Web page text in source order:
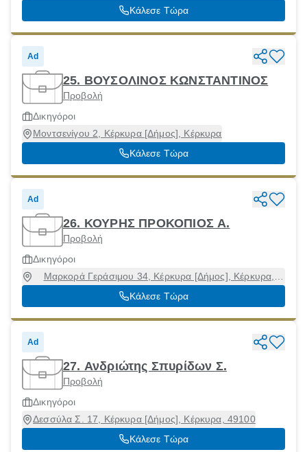
Κάλεσε Τώρα
Ad
25. ΒΟΥΣΟΛΙΝΟΣ ΚΩΝΣΤΑΝΤΙΝΟΣ
Προβολή
Δικηγόροι
Μοντσενίγου 2, Κέρκυρα [Δήμος], Κέρκυρα
Κάλεσε Τώρα
Ad
26. ΚΟΥΡΗΣ ΠΡΟΚΟΠΙΟΣ Α.
Προβολή
Δικηγόροι
Μαρκορά Γεράσιμου 34, Κέρκυρα [Δήμος], Κέρκυρα,
49100
Κάλεσε Τώρα
Ad
27. Ανδριώτης Σπυρίδων Σ.
Προβολή
Δικηγόροι
Δεσσύλα Σ. 17, Κέρκυρα [Δήμος], Κέρκυρα, 49100
Κάλεσε Τώρα